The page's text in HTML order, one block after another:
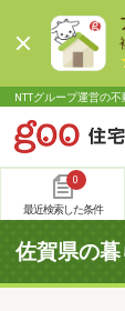
NTTグループ運営の
0
最近検索した条件
佐賀県の